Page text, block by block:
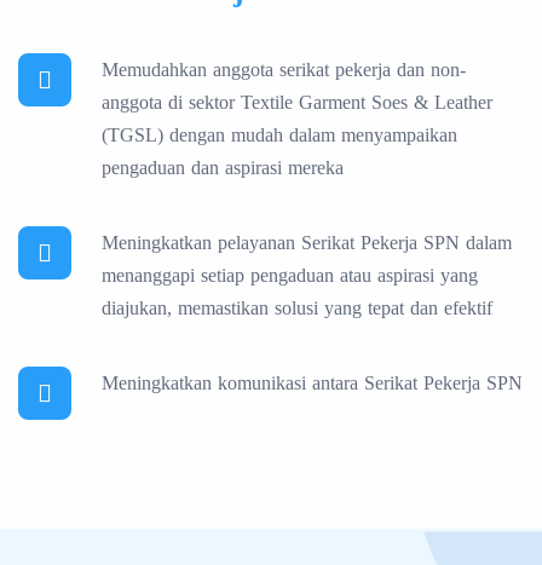
Memudahkan anggota serikat pekerja dan non-
anggota di sektor Textile Garment Soes & Leather
(TGSL) dengan mudah dalam menyampaikan
pengaduan dan aspirasi mereka
Meningkatkan pelayanan Serikat Pekerja SPN dalam
menanggapi setiap pengaduan atau aspirasi yang
diajukan, memastikan solusi yang tepat dan efektif
Meningkatkan komunikasi antara Serikat Pekerja SPN